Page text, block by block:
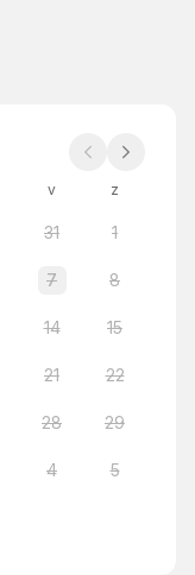
v z
31 1
7 8
14 15
21 22
28 29
4 5